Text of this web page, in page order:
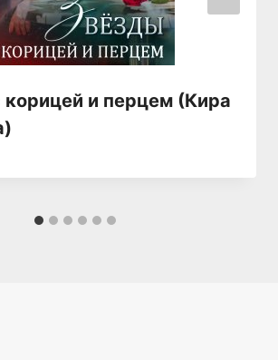
корицей и перцем (Кира